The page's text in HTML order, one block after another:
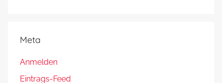
Meta
Anmelden
Eintrags-Feed